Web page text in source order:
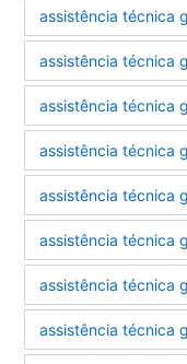
assistência técnica
assistência técnica
assistência técnica
assistência técnica
assistência técnica
assistência técnica
assistência técnica
assistência técnica